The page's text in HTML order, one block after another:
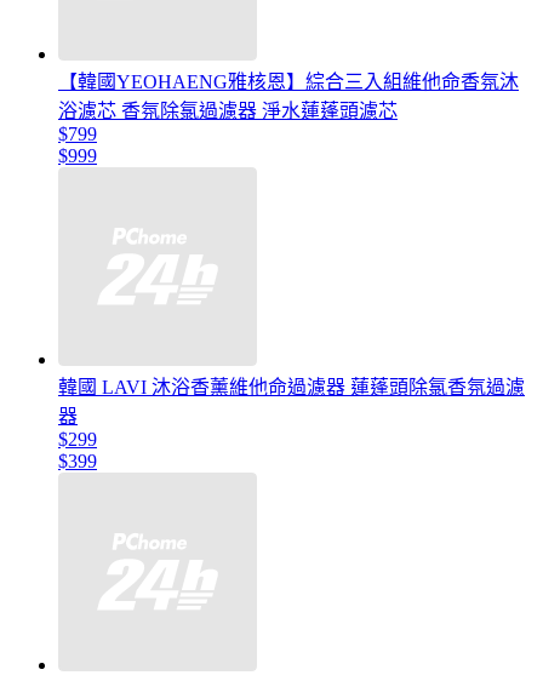
【韓國YEOHAENG雅核恩】綜合三入組維他命香氛沐
浴濾芯 香氛除氯過濾器 淨水蓮蓬頭濾芯
$799
$999
韓國 LAVI 沐浴香薰維他命過濾器 蓮蓬頭除氯香氛過濾
器
$299
$399